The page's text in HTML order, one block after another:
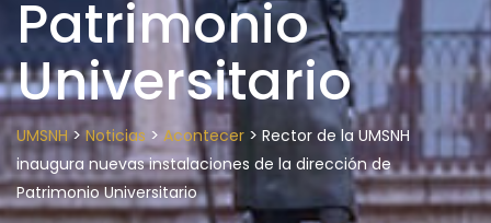
Patrimonio
Universitario
UMSNH> Noticias > Acontecer > Rector de la UMSNH
inaugura nuevas instalaciones de la dirección de
Patrimonio Universitario